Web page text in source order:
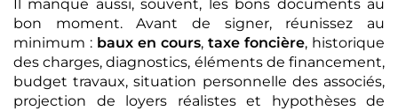
Il manque aussi, souvent, les bons documents au
bon moment. Avant de signer, réunissez au
minimum : baux en cours, taxe foncière, historique
des charges, diagnostics, éléments de financement,
budget travaux, situation personnelle des associés,
projection de loyers réalistes et hypothèses de